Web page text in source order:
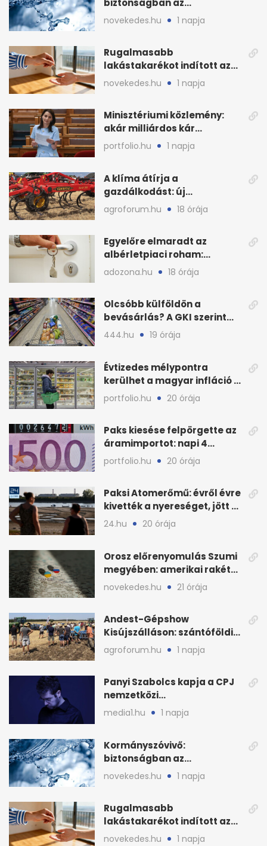
ivóvízkészlet, nincs
stratégiai vízhiány
novekedes.hu 1 napja
Rugalmasabb
lakástakarékot indított az
OTP: két köztes kilépéssel
novekedes.hu 1 napja
Minisztériumi közlemény:
akár milliárdos kár
fenyegette Budapest fáit
portfolio.hu 1 napja
A klíma átírja a
gazdálkodást: új
megoldásokat keres a
mezőgazdaság
agroforum.hu 18 órája
Egyelőre elmaradt az
albérletpiaci roham:
ennyibe kerülnek a kiadó
adozona.hu 18 órája
Olcsóbb külföldön a
bevásárlás? A GKI szerint
zárkózott a magyar árszint
444.hu 19 órája
Évtizedes mélypontra
kerülhet a magyar infláció a
KSH új adata szerint
portfolio.hu 20 órája
Paks kiesése felpörgette az
áramimportot: napi 4
milliárd forintos számla
portfolio.hu 20 órája
Paksi Atomerőmű: évről évre
kivették a nyereséget, jött a
baj
24.hu 20 órája
Orosz előrenyomulás Szumi
megyében: amerikai rakéták
is zsákmányként
novekedes.hu 21 órája
Andest-Gépshow
Kisújszálláson: szántóföldi
bemutató 2026. augusztus
12-én
agroforum.hu 1 napja
Panyi Szabolcs kapja a CPJ
nemzetközi
sajtószabadság-díját
media1.hu 1 napja
Kormányszóvivő:
biztonságban az
ivóvízkészlet, nincs
stratégiai vízhiány
novekedes.hu 1 napja
Rugalmasabb
lakástakarékot indított az
OTP: két köztes kilépéssel
novekedes.hu 1 napja